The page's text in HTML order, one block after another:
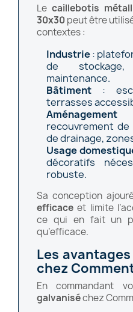
Le caillebotis
30x30peut être
contextes :
Industrie:
de
maintenance.
Bâtiment :
terrasses
recouvrement de
de drainage,
Usage
décoratifs
robuste.
Sa conception
efficace et limite
ce qui en fait un
qu’efficace.
Les
chez
En commandant
galvaniséchez